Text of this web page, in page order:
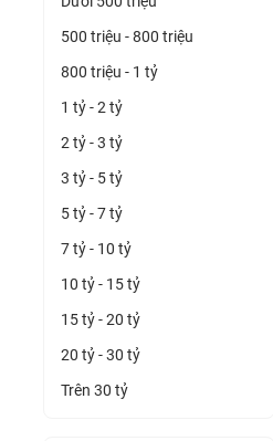
500 triệu - 800 triệu
800 triệu - 1 tỷ
1 tỷ - 2 tỷ
2 tỷ - 3 tỷ
3 tỷ - 5 tỷ
5 tỷ - 7 tỷ
7 tỷ - 10 tỷ
10 tỷ - 15 tỷ
15 tỷ - 20 tỷ
20 tỷ - 30 tỷ
Trên 30 tỷ